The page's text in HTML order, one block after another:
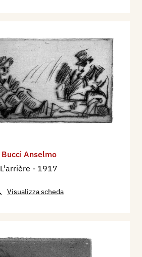
Bucci Anselmo
L'arrière - 1917
Visualizza scheda